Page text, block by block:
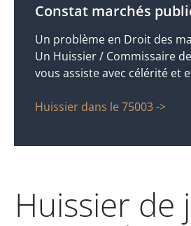
Constat marchés
Un problème en Droit des
Un Huissier / Commissaire
vous assiste avec célérité et
Huissier dans le 75003 ->
Huissier de